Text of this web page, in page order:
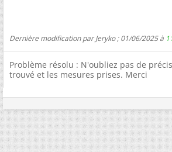
Dernière modification par Jeryko ; 01/06/2025 à
Problème résolu : N'oubliez pas de
trouvé et les mesures prises. Merci